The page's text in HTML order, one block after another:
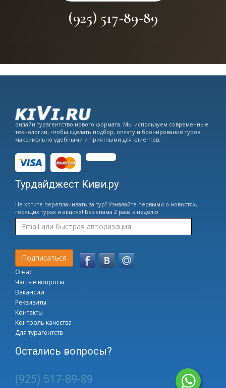
(925) 517-89-89
онлайн турагентство нового формата. Мы используем современные
технологии, чтобы сделать подбор, оплату и бронирование туров
максимально удобными и приятными для клиентов.
Турдайджест Киви.ру
Не хотите переплачивать за тур? Узнавайте первыми о новостях,
горящих турах и акциях! Без спама 2 раза в неделю
О нас
Частые вопросы
Вакансии
Реквизиты
Контакты
Контроль качества
Для турагентств
Остались вопросы?
(925) 517-89-89